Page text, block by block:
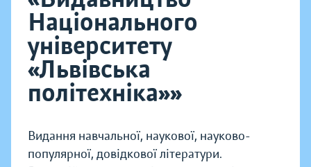
Національного
університету
«Львівська
політехніка»»
Видання навчальної, наукової, науково-
популярної, довідкової літератури.